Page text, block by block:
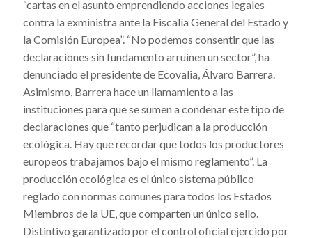
“cartas en el asunto emprendiendo acciones legales
contra la exministra ante la Fiscalía General del Estado y
la Comisión Europea”. “No podemos consentir que las
declaraciones sin fundamento arruinen un sector”, ha
denunciado el presidente de Ecovalia, Álvaro Barrera.
Asimismo, Barrera hace un llamamiento a las
instituciones para que se sumen a condenar este tipo de
declaraciones que “tanto perjudican a la producción
ecológica. Hay que recordar que todos los productores
europeos trabajamos bajo el mismo reglamento”. La
producción ecológica es el único sistema público
reglado con normas comunes para todos los Estados
Miembros de la UE, que comparten un único sello.
Distintivo garantizado por el control oficial ejercido por